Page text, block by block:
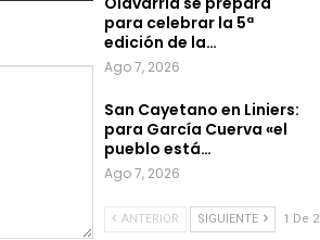
para celebrar la 5ª
edición de la…
Ago 7, 2026
San Cayetano en Liniers:
para García Cuerva «el
pueblo está…
Ago 7, 2026
ANTERIOR SIGUIENTE 1 De 2